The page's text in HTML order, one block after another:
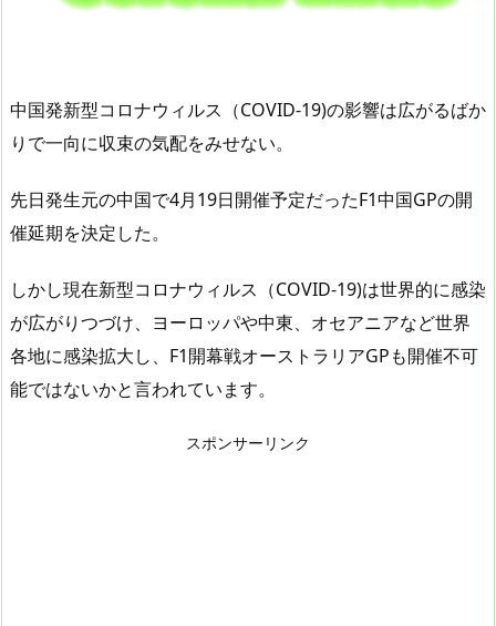
中国発新型コロナウィルス（COVID-19)の影響は広がるばか
りで一向に収束の気配をみせない。
先日発生元の中国で4月19日開催予定だったF1中国GPの開
催延期を決定した。
しかし現在新型コロナウィルス（COVID-19)は世界的に感染
が広がりつづけ、ヨーロッパや中東、オセアニアなど世界
各地に感染拡大し、F1開幕戦オーストラリアGPも開催不可
能ではないかと言われています。
スポンサーリンク